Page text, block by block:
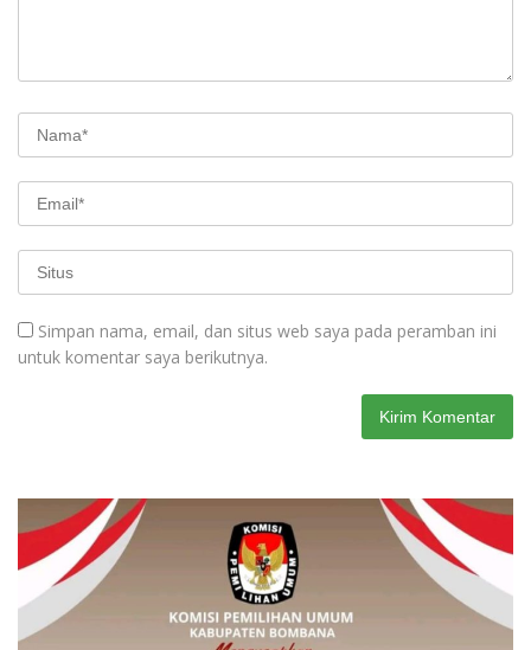
Simpan nama, email, dan situs web saya pada peramban ini
untuk komentar saya berikutnya.